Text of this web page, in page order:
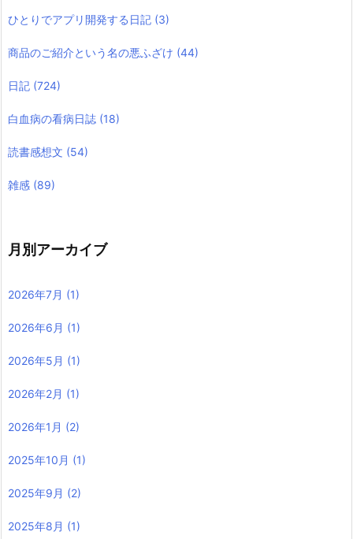
ひとりでアプリ開発する日記 (3)
商品のご紹介という名の悪ふざけ (44)
日記 (724)
白血病の看病日誌 (18)
読書感想文 (54)
雑感 (89)
月別アーカイブ
2026年7月 (1)
2026年6月 (1)
2026年5月 (1)
2026年2月 (1)
2026年1月 (2)
2025年10月 (1)
2025年9月 (2)
2025年8月 (1)